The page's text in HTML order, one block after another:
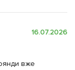
16.07.2026
вже